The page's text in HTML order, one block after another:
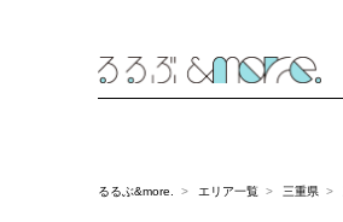
るるぶ&more. エリア一覧 三重県